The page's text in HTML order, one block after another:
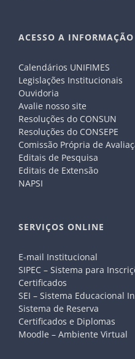
ACESSO A INFORMAÇÃO
Calendários UNIFIMES
Legislações Institucionais
Ouvidoria
Avalie nosso site
Resoluções do CONSUN
Resoluções do CONSEPE
Comissão Própria de
Editais de Pesquisa
Editais de Extensão
NAPSI
SERVIÇOS ONLINE
E-mail Institucional
SIPEC – Sistema para
Certificados
SEI – Sistema Educacional
Sistema de Reserva
Certificados e Diplomas
Moodle – Ambiente Virtual